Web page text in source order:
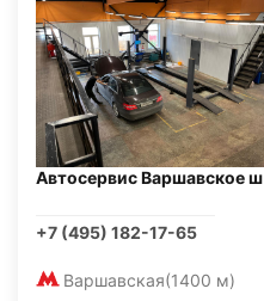
Автосервис Варшавское ш
+7 (495) 182-17-65
Варшавская(1400 м)